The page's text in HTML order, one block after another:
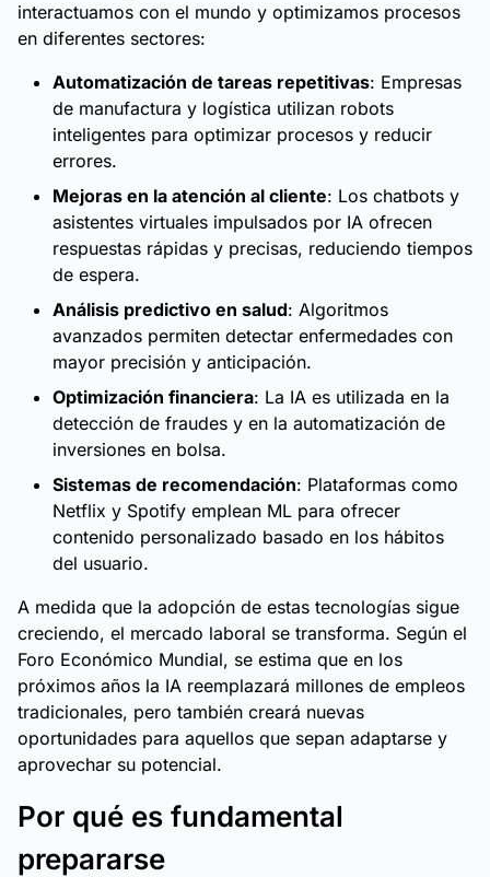
interactuamos con el mundo y optimizamos procesos
en diferentes sectores:
Automatización de tareas repetitivas: Empresas
de manufactura y logística utilizan robots
inteligentes para optimizar procesos y reducir
errores.
Mejoras en la atención al cliente: Los chatbots y
asistentes virtuales impulsados por IA ofrecen
respuestas rápidas y precisas, reduciendo tiempos
de espera.
Análisis predictivo en salud: Algoritmos
avanzados permiten detectar enfermedades con
mayor precisión y anticipación.
Optimización financiera: La IA es utilizada en la
detección de fraudes y en la automatización de
inversiones en bolsa.
Sistemas de recomendación: Plataformas como
Netflix y Spotify emplean ML para ofrecer
contenido personalizado basado en los hábitos
del usuario.
A medida que la adopción de estas tecnologías sigue
creciendo, el mercado laboral se transforma. Según el
Foro Económico Mundial, se estima que en los
próximos años la IA reemplazará millones de empleos
tradicionales, pero también creará nuevas
oportunidades para aquellos que sepan adaptarse y
aprovechar su potencial.
Por qué es fundamental
prepararse